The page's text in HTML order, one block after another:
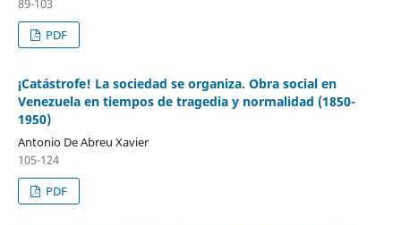
89-103
PDF
¡Catástrofe! La sociedad se organiza. Obra social en
Venezuela en tiempos de tragedia y normalidad (1850-
1950)
Antonio De Abreu Xavier
105-124
PDF